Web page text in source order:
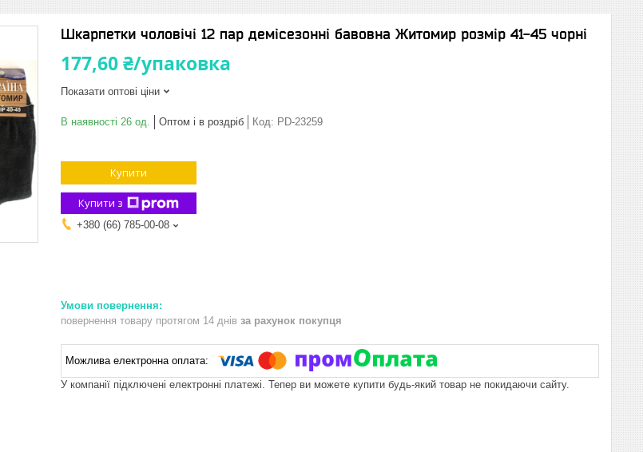
Шкарпетки чоловічі 12 пар демісезонні бавовна Житомир розмір 41-45 чорні
177,60 ₴/упаковка
Показати оптові ціни
В наявності 26 од. Оптом і в роздріб Код: PD-23259
Купити
Купити з
+380 (66) 785-00-08
повернення товару протягом 14 днів за рахунок покупця
У компанії підключені електронні платежі. Тепер ви можете купити будь-який товар не покидаючи сайту.